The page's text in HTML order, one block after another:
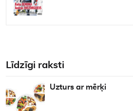
Līdzīgi raksti
Uzturs ar mērķi